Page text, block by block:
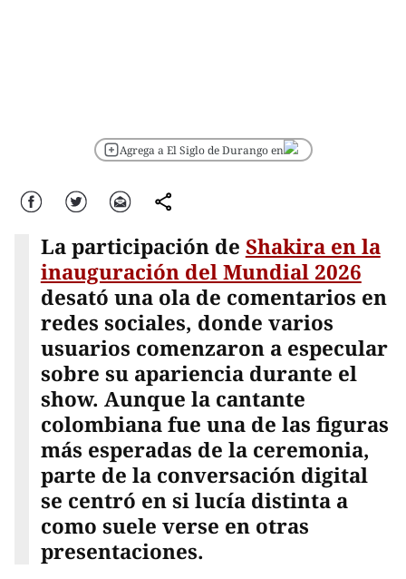
Agrega a El Siglo de Durango en
Facebook Twitter Correo comparte
La participación de Shakira en la
inauguración del Mundial 2026
desató una ola de comentarios en
redes sociales, donde varios
usuarios comenzaron a especular
sobre su apariencia durante el
show. Aunque la cantante
colombiana fue una de las figuras
más esperadas de la ceremonia,
parte de la conversación digital
se centró en si lucía distinta a
como suele verse en otras
presentaciones.